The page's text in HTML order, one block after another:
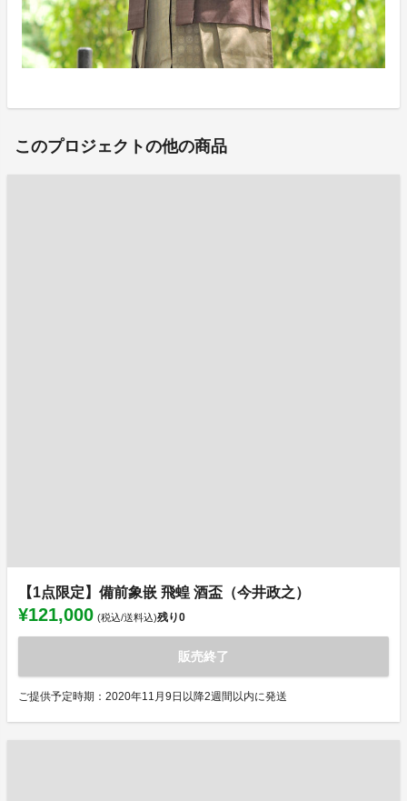
このプロジェクトの他の商品
【1点限定】備前象嵌 飛蝗 酒盃（今井政之）
¥121,000 (税込/送料込)残り0
販売終了
ご提供予定時期：2020年11月9日以降2週間以内に発送